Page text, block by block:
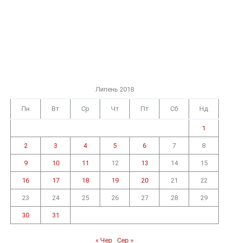
Липень 2018
Пн Вт Ср Чт Пт Сб Нд
1
2 3 4 5 6 7 8
9 10 11 12 13 14 15
16 17 18 19 20 21 22
23 24 25 26 27 28 29
30 31
« Чер Сер »